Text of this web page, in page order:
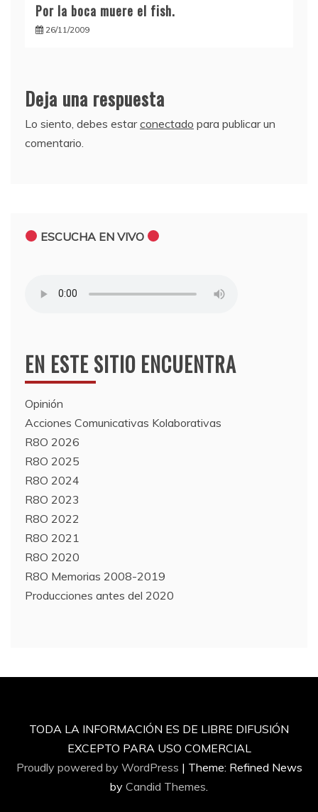
Por la boca muere el fish.
26/11/2009
Deja una respuesta
Lo siento, debes estarconectado para publicar un
comentario.
ESCUCHA EN VIVO
EN ESTE SITIO ENCUENTRA
Opinión
Acciones Comunicativas Kolaborativas
R8O 2026
R8O 2025
R8O 2024
R8O 2023
R8O 2022
R8O 2021
R8O 2020
R8O Memorias 2008-2019
Producciones antes del 2020
TODA LA INFORMACIÓN ES DE LIBRE DIFUSIÓN
EXCEPTO PARA USO COMERCIAL
Proudly powered by WordPress | Theme: Refined News
by Candid Themes